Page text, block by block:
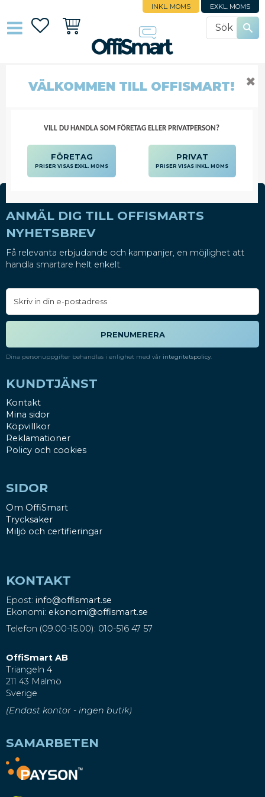
INKL. MOMS EXKL. MOMS
FavoriterKundvagn
PROGRAMVAROR
ANMÄL DIG TILL OFFISMARTS
NYHETSBREV
Få relevanta erbjudande och kampanjer, en möjlighet att
handla smartare helt enkelt.
PRENUMERERA
Dina personuppgifter behandlas i enlighet med vår integritetspolicy.
KUNDTJÄNST
Kontakt
Mina sidor
Köpvillkor
Reklamationer
Policy och cookies
SIDOR
Om OffiSmart
Trycksaker
Miljö och certifieringar
KONTAKT
Epost: info@offismart.se
Ekonomi: ekonomi@offismart.se
Telefon (09.00-15.00): 010-516 47 57
OffiSmart AB
Triangeln 4
211 43 Malmö
Sverige
(Endast kontor - ingen butik)
SAMARBETEN
VÄLKOMMEN TILL OFFISMART!
VILL DU HANDLA SOM FÖRETAG ELLER PRIVATPERSON?
FÖRETAG
PRISER VISAS EXKL. MOMS
PRIVAT
PRISER VISAS INKL. MOMS
✖